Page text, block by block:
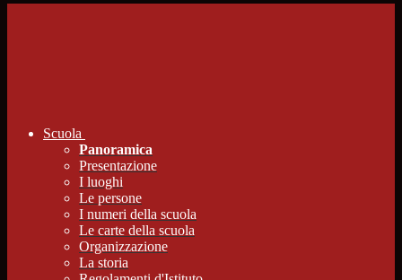
Scuola
Panoramica
Presentazione
I luoghi
Le persone
I numeri della scuola
Le carte della scuola
Organizzazione
La storia